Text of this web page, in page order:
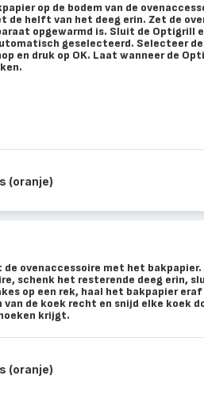
op de bodem van de
de helft van het deeg erin. Zet de
opgewarmd is. Sluit de Optigrill
geselecteerd. Selecteer
en druk op OK. Laat wanneer de
(oranje)
ovenaccessoire met het bakpapier.
schenk het resterende deeg erin,
op een rek, haal het bakpapier
de koek recht en snijd elke koek
krijgt.
(oranje)